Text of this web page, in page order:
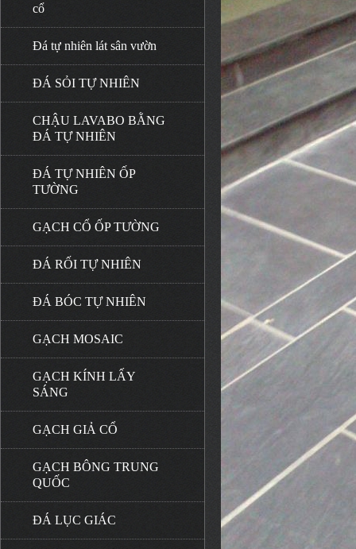
cổ
Đá tự nhiên lát sân vườn
ĐÁ SỎI TỰ NHIÊN
CHẬU LAVABO BẰNG
ĐÁ TỰ NHIÊN
ĐÁ TỰ NHIÊN ỐP
TƯỜNG
GẠCH CỔ ỐP TƯỜNG
ĐÁ RỐI TỰ NHIÊN
ĐÁ BÓC TỰ NHIÊN
GẠCH MOSAIC
GẠCH KÍNH LẤY
SÁNG
GẠCH GIẢ CỔ
GẠCH BÔNG TRUNG
QUỐC
ĐÁ LỤC GIÁC